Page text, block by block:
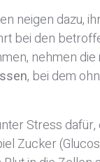
neigen dazu,
bei den
nehmen die
, bei dem
Stress
Zucker